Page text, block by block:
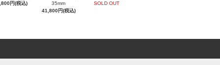
円(税込)
35mm
41,800円(税込)
SOLD OUT